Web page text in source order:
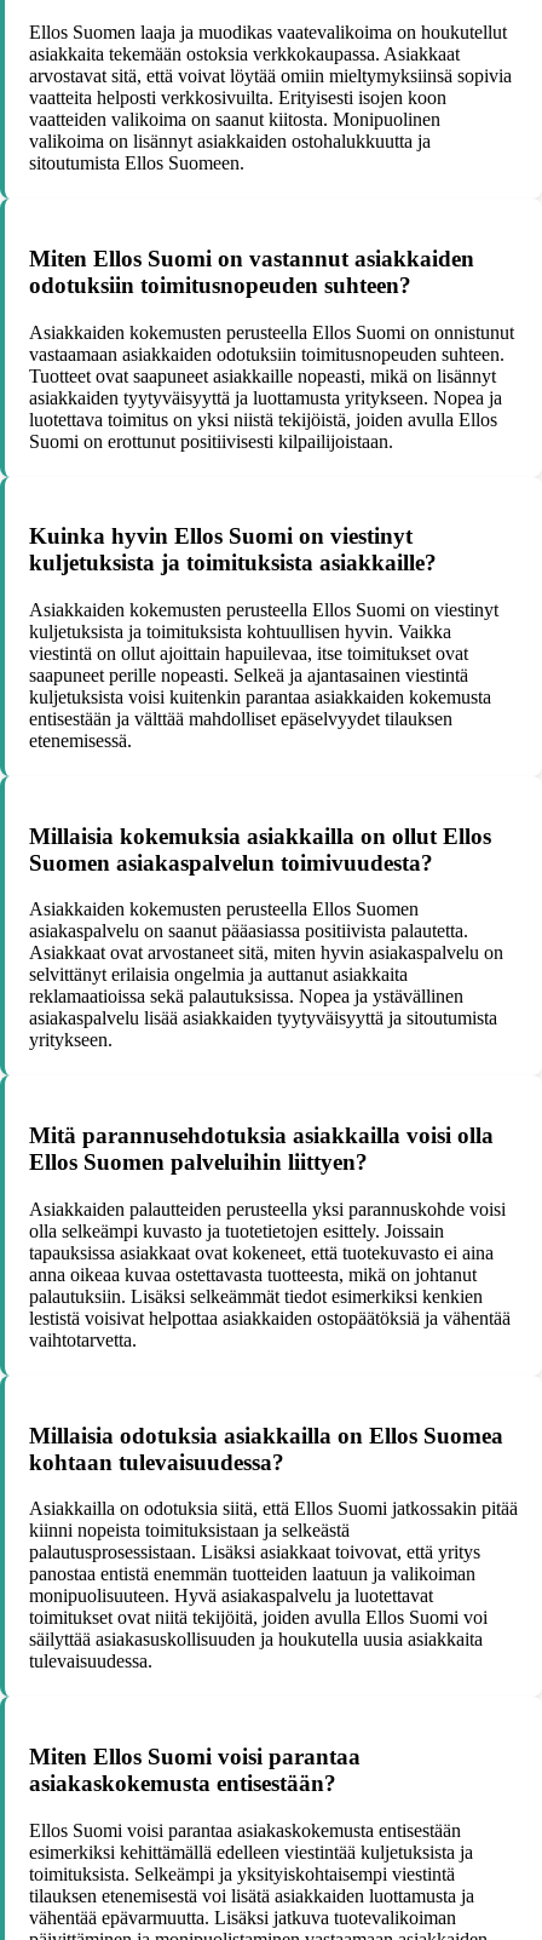
Ellos Suomen laaja ja muodikas vaatevalikoima on houkutellut
asiakkaita tekemään ostoksia verkkokaupassa. Asiakkaat
arvostavat sitä, että voivat löytää omiin mieltymyksiinsä sopivia
vaatteita helposti verkkosivuilta. Erityisesti isojen koon
vaatteiden valikoima on saanut kiitosta. Monipuolinen
valikoima on lisännyt asiakkaiden ostohalukkuutta ja
sitoutumista Ellos Suomeen.
Miten Ellos Suomi on vastannut asiakkaiden
odotuksiin toimitusnopeuden suhteen?
Asiakkaiden kokemusten perusteella Ellos Suomi on onnistunut
vastaamaan asiakkaiden odotuksiin toimitusnopeuden suhteen.
Tuotteet ovat saapuneet asiakkaille nopeasti, mikä on lisännyt
asiakkaiden tyytyväisyyttä ja luottamusta yritykseen. Nopea ja
luotettava toimitus on yksi niistä tekijöistä, joiden avulla Ellos
Suomi on erottunut positiivisesti kilpailijoistaan.
Kuinka hyvin Ellos Suomi on viestinyt
kuljetuksista ja toimituksista asiakkaille?
Asiakkaiden kokemusten perusteella Ellos Suomi on viestinyt
kuljetuksista ja toimituksista kohtuullisen hyvin. Vaikka
viestintä on ollut ajoittain hapuilevaa, itse toimitukset ovat
saapuneet perille nopeasti. Selkeä ja ajantasainen viestintä
kuljetuksista voisi kuitenkin parantaa asiakkaiden kokemusta
entisestään ja välttää mahdolliset epäselvyydet tilauksen
etenemisessä.
Millaisia kokemuksia asiakkailla on ollut Ellos
Suomen asiakaspalvelun toimivuudesta?
Asiakkaiden kokemusten perusteella Ellos Suomen
asiakaspalvelu on saanut pääasiassa positiivista palautetta.
Asiakkaat ovat arvostaneet sitä, miten hyvin asiakaspalvelu on
selvittänyt erilaisia ongelmia ja auttanut asiakkaita
reklamaatioissa sekä palautuksissa. Nopea ja ystävällinen
asiakaspalvelu lisää asiakkaiden tyytyväisyyttä ja sitoutumista
yritykseen.
Mitä parannusehdotuksia asiakkailla voisi olla
Ellos Suomen palveluihin liittyen?
Asiakkaiden palautteiden perusteella yksi parannuskohde voisi
olla selkeämpi kuvasto ja tuotetietojen esittely. Joissain
tapauksissa asiakkaat ovat kokeneet, että tuotekuvasto ei aina
anna oikeaa kuvaa ostettavasta tuotteesta, mikä on johtanut
palautuksiin. Lisäksi selkeämmät tiedot esimerkiksi kenkien
lestistä voisivat helpottaa asiakkaiden ostopäätöksiä ja vähentää
vaihtotarvetta.
Millaisia odotuksia asiakkailla on Ellos Suomea
kohtaan tulevaisuudessa?
Asiakkailla on odotuksia siitä, että Ellos Suomi jatkossakin pitää
kiinni nopeista toimituksistaan ja selkeästä
palautusprosessistaan. Lisäksi asiakkaat toivovat, että yritys
panostaa entistä enemmän tuotteiden laatuun ja valikoiman
monipuolisuuteen. Hyvä asiakaspalvelu ja luotettavat
toimitukset ovat niitä tekijöitä, joiden avulla Ellos Suomi voi
säilyttää asiakasuskollisuuden ja houkutella uusia asiakkaita
tulevaisuudessa.
Miten Ellos Suomi voisi parantaa
asiakaskokemusta entisestään?
Ellos Suomi voisi parantaa asiakaskokemusta entisestään
esimerkiksi kehittämällä edelleen viestintää kuljetuksista ja
toimituksista. Selkeämpi ja yksityiskohtaisempi viestintä
tilauksen etenemisestä voi lisätä asiakkaiden luottamusta ja
vähentää epävarmuutta. Lisäksi jatkuva tuotevalikoiman